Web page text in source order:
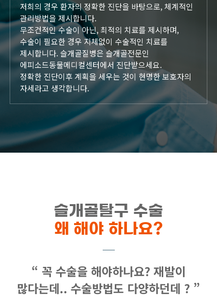
저희의 경우 환자의 정확한 진단을 바탕으로, 체계적인
관리방법을 제시합니다.
무조건적인 수술이 아닌, 최적의 치료를 제시하며,
수술이 필요한 경우 지체없이 수술적인 치료를
제시합니다. 슬개골질병은 슬개골전문인
에피소드동물메디컬센터에서 진단받으세요.
정확한 진단이후 계획을 세우는 것이 현명한 보호자의
자세라고 생각합니다.
슬개골탈구 수술
왜 해야 하나요?
“ 꼭 수술을 해야하나요? 재발이
많다는데.. 수술방법도 다양하던데 ? ”